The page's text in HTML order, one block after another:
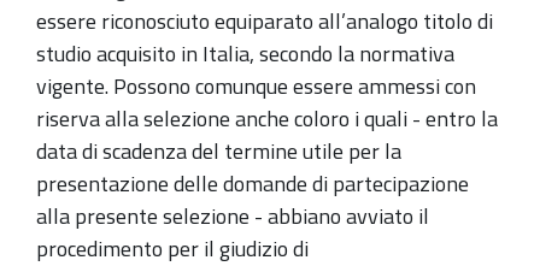
essere riconosciuto equiparato all’analogo titolo di
studio acquisito in Italia, secondo la normativa
vigente. Possono comunque essere ammessi con
riserva alla selezione anche coloro i quali - entro la
data di scadenza del termine utile per la
presentazione delle domande di partecipazione
alla presente selezione - abbiano avviato il
procedimento per il giudizio di